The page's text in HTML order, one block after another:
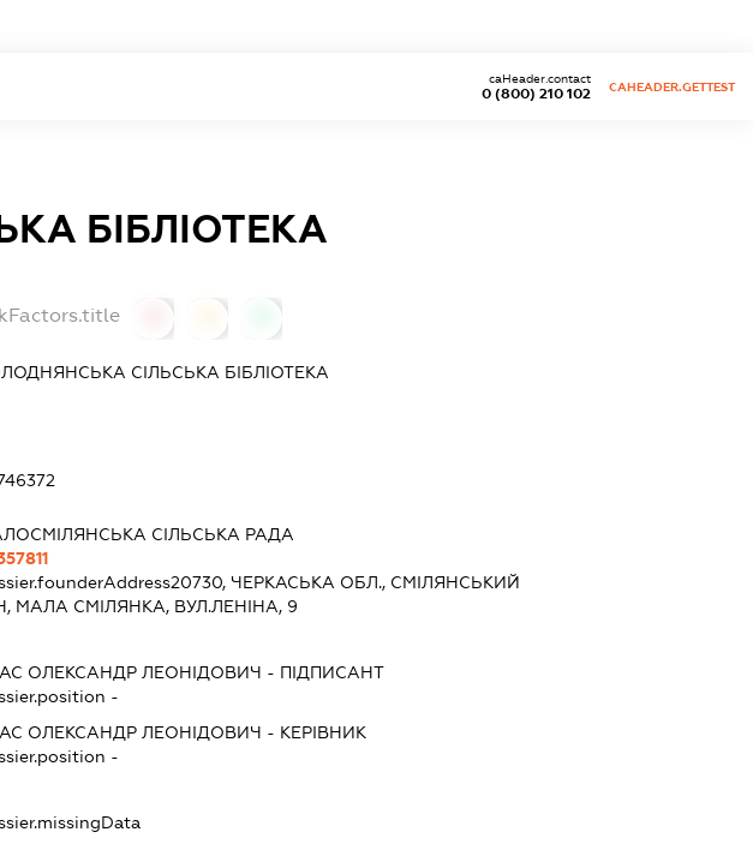
0 (800) 210 102
caHeader.contact
CAHEADER.GETTEST
БІБЛІОТЕКА
СІЛЬСЬКА БІБЛІОТЕКА
СІЛЬСЬКА РАДА
20730, ЧЕРКАСЬКА ОБЛ., СМІЛЯНСЬКИЙ
МАЛА СМІЛЯНКА, ВУЛ.ЛЕНІНА, 9
ОЛЕКСАНДР ЛЕОНІДОВИЧ - ПІДПИСАНТ
-
ОЛЕКСАНДР ЛЕОНІДОВИЧ - КЕРІВНИК
-